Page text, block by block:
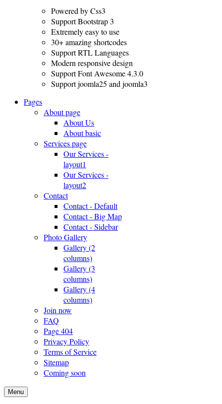
Powered by Css3
Support Bootstrap 3
Extremely easy to use
30+ amazing shortcodes
Support RTL Languages
Modern responsive design
Support Font Awesome 4.3.0
Support joomla25 and joomla3
Pages
About page
About Us
About basic
Services page
Our Services -
layout1
Our Services -
layout2
Contact
Contact - Default
Contact - Big Map
Contact - Sidebar
Photo Gallery
Gallery (2
columns)
Gallery (3
columns)
Gallery (4
columns)
Join now
FAQ
Page 404
Privacy Policy
Terms of Service
Sitemap
Coming soon
Menu